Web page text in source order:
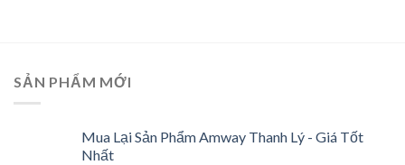
SẢN PHẨM MỚI
Mua Lại Sản Phẩm Amway Thanh Lý - Giá Tốt
Nhất